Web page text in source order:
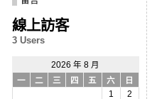
線上訪客
3 Users
2026 年 8 月
一
二 三 四 五 六
日
1
2